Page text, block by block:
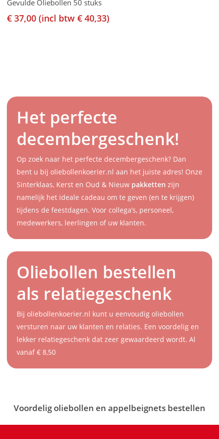
Gevulde Oliebollen 50 stuks
€37,00 (incl btw €40,33)
Het perfecte
decembergeschenk!
Op zoek naar het perfecte decembergeschenk? Dan
bent u bij oliebollenkoerier.nl aan het juiste adres! Onze
Sinterklaas, Kerst en Oud & Nieuw pakketten zijn
namelijk het ideale cadeau om te geven (en te krijgen)
tijdens de feestdagen. Voor collega’s, personeel,
medewerkers, leerlingen of uw klanten.
Oliebollen bestellen
als relatiegeschenk
Bij oliebollenkoerier.nl kunt u eenvoudig oliebollen
versturen naar uw klanten en relaties. Een voordelig en
lekker relatiegeschenk dat zeer gewaardeerd wordt. Al
vanaf € 8,50
Voordelig oliebollen en appelbeignets bestellen